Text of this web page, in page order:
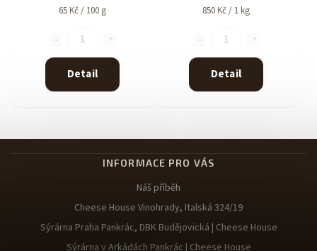
65 Kč / 100 g
Detail
850 Kč / 1 kg
Detail
INFORMACE PRO VÁS
Náš příběh
Cheese House Vinohrady, Italská 324/19
Sýrárna Praha Pankrác, DBK Budějovická | Cheese House
Sýrárna v Arkádách Pankrác | Cheese House